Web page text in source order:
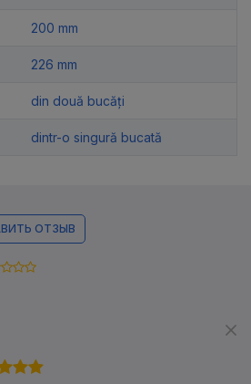
200 mm
226 mm
din două bucăți
dintr-o singură bucată
ОТЗЫВ